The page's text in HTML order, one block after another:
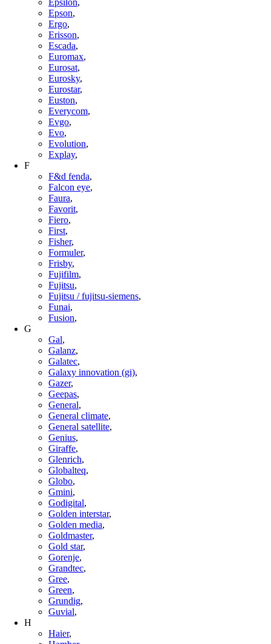
Epson,
Ergo,
Erisson,
Escada,
Euromax,
Eurosat,
Eurosky,
Eurostar,
Euston,
Everycom,
Evgo,
Evo,
Evolution,
Explay,
F
F&d fenda,
Falcon eye,
Faura,
Favorit,
Fiero,
First,
Fisher,
Formuler,
Frisby,
Fujifilm,
Fujitsu,
Fujitsu / fujitsu-siemens,
Funai,
Fusion,
G
Gal,
Galanz,
Galatec,
Galaxy innovation (gi),
Gazer,
Geepas,
General,
General climate,
General satellite,
Genius,
Giraffe,
Glenrich,
Globalteq,
Globo,
Gmini,
Godigital,
Golden interstar,
Golden media,
Goldmaster,
Gold star,
Gorenje,
Grandtec,
Gree,
Green,
Grundig,
Guvial,
H
Haier,